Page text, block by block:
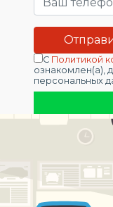
С Политикой
ознакомлен(а),
персональных